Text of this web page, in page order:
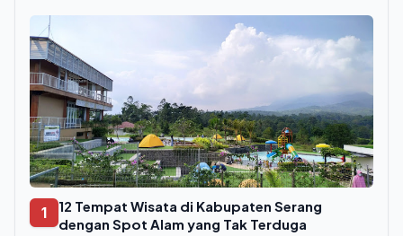
1
12 Tempat Wisata di Kabupaten Serang
dengan Spot Alam yang Tak Terduga